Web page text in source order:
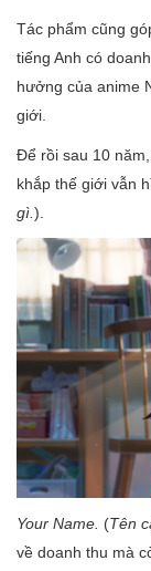
Tác phẩm cũng
tiếng Anh có
hưởng của anime
giới.
Để rồi sau 10
khắp thế giới vẫn
gì. ).
Your Name. (Tên
về doanh thu mà